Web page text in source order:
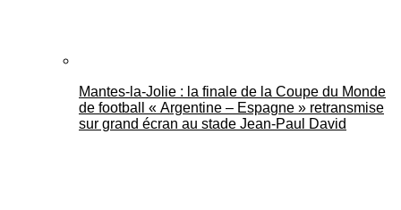
Mantes-la-Jolie : la finale de la Coupe du Monde
de football « Argentine – Espagne » retransmise
sur grand écran au stade Jean-Paul David